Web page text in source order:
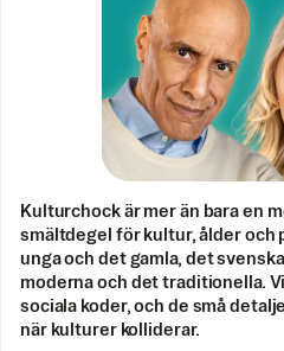
Kulturchock är mer än bara en
smältdegel för kultur, ålder och
unga och det gamla, det
moderna och det traditionella.
sociala koder, och de små
när kulturer kolliderar.